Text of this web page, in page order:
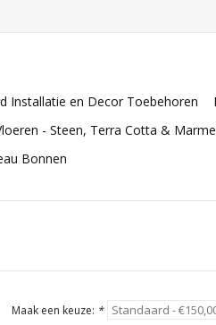
Installatie en Decor Toebehoren
- Steen, Terra Cotta &
Bonnen
Maak een keuze: *